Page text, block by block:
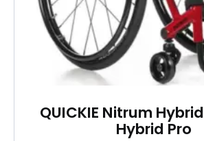
QUICKIE Nitrum
Hybrid Pro